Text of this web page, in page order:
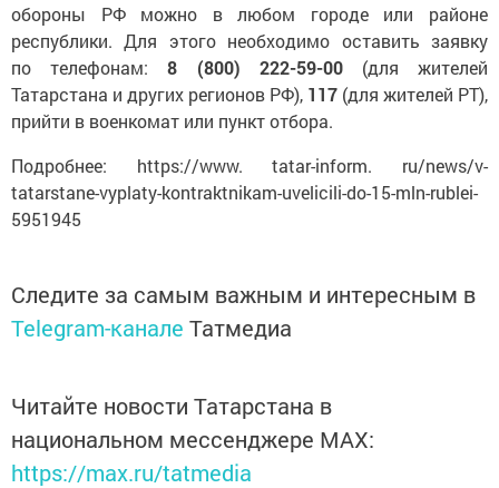
обороны РФ можно в любом городе или районе
республики. Для этого необходимо оставить заявку
по телефонам:8 (800) 222-59-00(для жителей
Татарстана и других регионов РФ), 117 (для жителей РТ),
прийти в военкомат или пункт отбора.
Подробнее: https://www. tatar-inform. ru/news/v-
tatarstane-vyplaty-kontraktnikam-uvelicili-do-15-mln-rublei-
5951945
Следите за самым важным и интересным в
Telegram-канале Татмедиа
Читайте новости Татарстана в
национальном мессенджере MАХ:
https://max.ru/tatmedia